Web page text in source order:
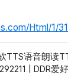
Html/1/
TTS语音朗读
| DDR爱